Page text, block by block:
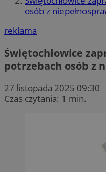
osób z
reklama
Świętochłowice
potrzebach osób z
27 listopada 2025 09:30
Czas czytania: 1 min.